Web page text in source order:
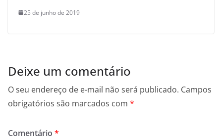
25 de junho de 2019
Deixe um comentário
O seu endereço de e-mail não será publicado. Campos
obrigatórios são marcados com *
Comentário *